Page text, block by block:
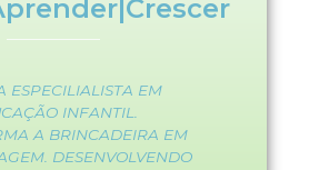
ESPECILIALISTA EM
INFANTIL.
A BRINCADEIRA EM
DESENVOLVENDO